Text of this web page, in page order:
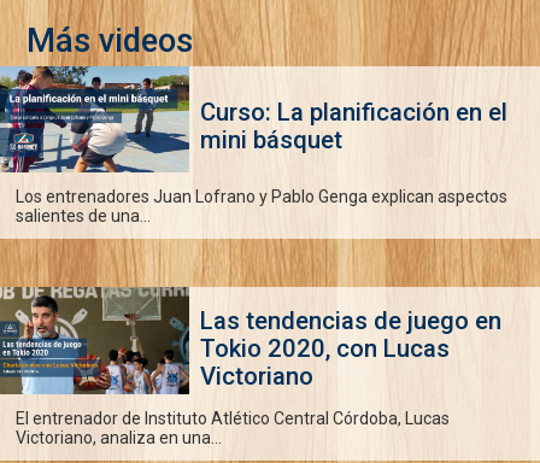
Más videos
Curso: La planificación en el
mini básquet
Los entrenadores Juan Lofrano y Pablo Genga explican aspectos
salientes de una...
Las tendencias de juego en
Tokio 2020, con Lucas
Victoriano
El entrenador de Instituto Atlético Central Córdoba, Lucas
Victoriano, analiza en una...